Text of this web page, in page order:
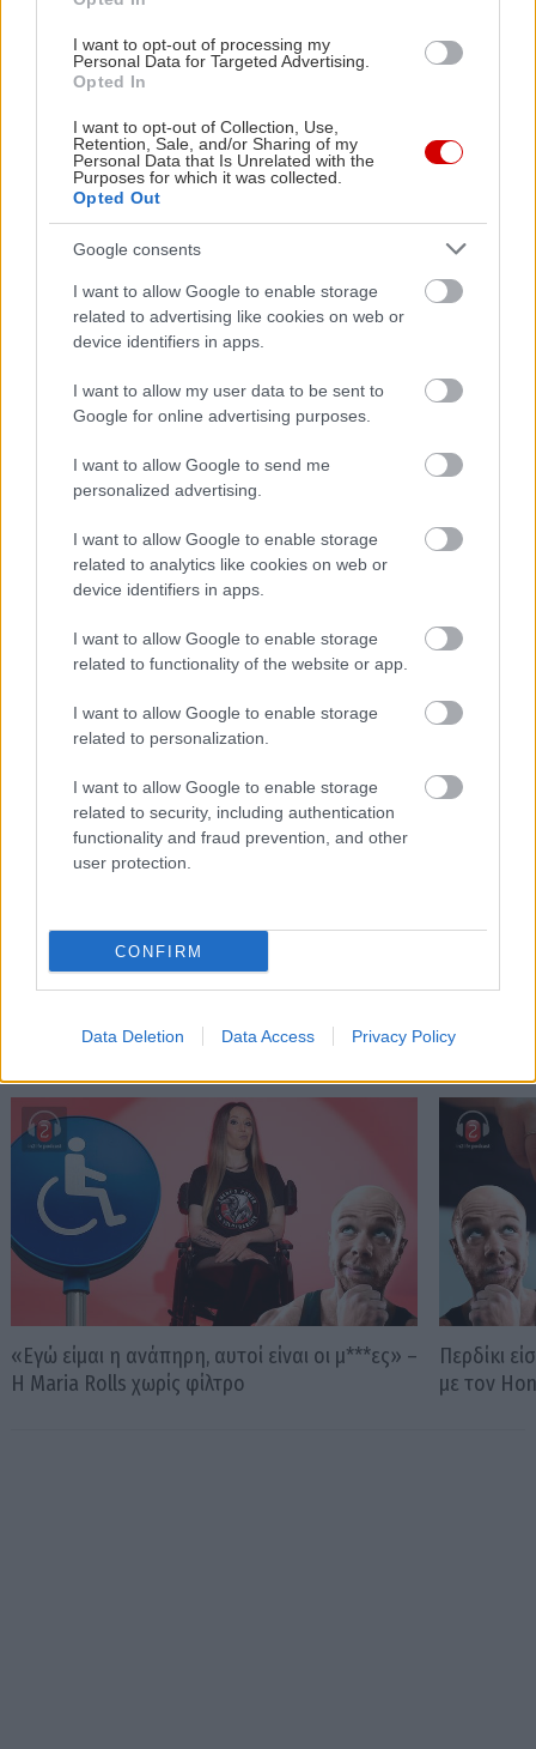
I want to opt-out of processing my
Personal Data for Targeted Advertising.
Opted In
I want to opt-out of Collection, Use,
Retention, Sale, and/or Sharing of my
Personal Data that Is Unrelated with the
Purposes for which it was collected.
Opted Out
Google consents
I want to allow Google to enable storage
related to advertising like cookies on web or
device identifiers in apps.
I want to allow my user data to be sent to
Google for online advertising purposes.
I want to allow Google to send me
personalized advertising.
I want to allow Google to enable storage
related to analytics like cookies on web or
device identifiers in apps.
I want to allow Google to enable storage
related to functionality of the website or app.
I want to allow Google to enable storage
related to personalization.
I want to allow Google to enable storage
related to security, including authentication
functionality and fraud prevention, and other
user protection.
CONFIRM
Data Deletion Data Access Privacy Policy
Διαβάστε επίσης
Η κάποτε ισχυρή αυτοκινητοβιομηχανία της
Γερμανίας βρίσκεται σε κρίση. Τι θα χρειαστεί
«Εγώ είμαι η ανάπηρη, αυτοί είναι οι μ***ες» –
Η Maria Rolls χωρίς φίλτρο
Περδίκι
με τον